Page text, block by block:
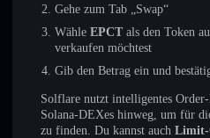
Gehe zum Tab „Swap“
Wähle EPCT als den Token
verkaufen möchtest
Gib den Betrag ein und
Solflare nutzt intelligentes
Solana-DEXes hinweg, um für
zu finden. Du kannst auch Limit-